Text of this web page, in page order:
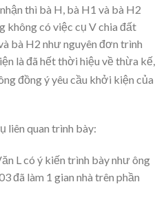
thì bà H, bà H1 và bà H2
không có việc cụ V chia đất
bà H2 như nguyên đơn trình
là đã hết thời hiệu về thừa kế,
đồng ý yêu cầu khởi kiện của
liên quan trình bày:
L có ý kiến trình bày như ông
đã làm 1 gian nhà trên phần